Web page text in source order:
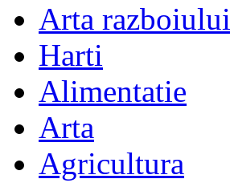
Arta razboiului
Harti
Alimentatie
Arta
Agricultura